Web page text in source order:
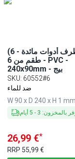
(6 قطع) ظرف أدوات مائدة -
طقم من 6 - PVC -
240x90mm - بيج
SKU: 60552#6
ضد للماء
W 90 x D 240 x H 1 mm
بالمخزون:
3
-
5 أيام
26,99 €*
RRP 55,99 €